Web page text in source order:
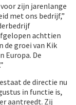
zijn jarenlange
met ons bedrijf,”
achttien
de groei van Kik
Europa. De
de directie nu
in functie is,
aantreedt. Zij